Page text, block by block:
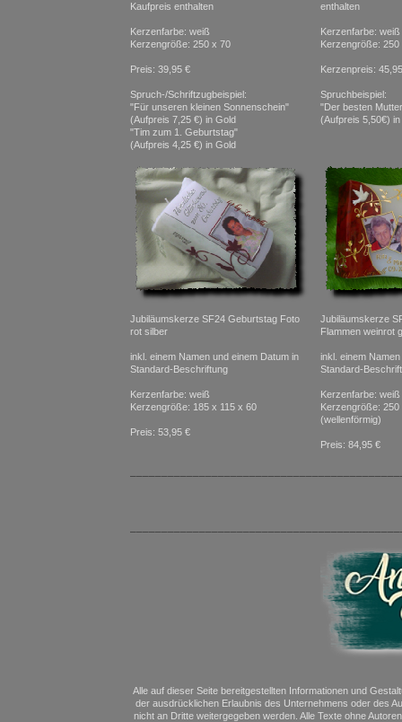
Kaufpreis enthalten
Kerzenfarbe: weiß
Kerzengröße: 250 x 70
Preis: 39,95 €
Spruch-/Schriftzugbeispiel:
"Für unseren kleinen Sonnenschein"
(Aufpreis 7,25 €) in Gold
"Tim zum 1. Geburtstag"
(Aufpreis 4,25 €) in Gold
enthalten
Kerzenfarbe: weiß
Kerzengröße: 250
Kerzenpreis:
Spruchbeispiel:
"Der besten
(Aufpreis 5,50€) in
Jubiläumskerze SF24 Geburtstag Foto
rot silber
inkl. einem Namen und einem Datum in
Standard-Beschriftung
Kerzenfarbe: weiß
Kerzengröße: 185 x 115 x 60
Preis: 53,95 €
Jubiläumskerze
Flammen weinrot
inkl. einem
Standard-
Kerzenfarbe: weiß
Kerzengröße:
(wellenförmig)
Preis: 84,95 €
Alle auf dieser Seite bereitgestellten Informationen und
der ausdrücklichen Erlaubnis des Unternehmens oder des
nicht an Dritte weitergegeben werden. Alle Texte ohne